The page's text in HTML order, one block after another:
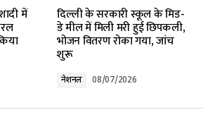
are marked*
में
दिल्ली के सरकारी स्कूल के मिड-
डे मील में मिली मरी हुई छिपकली,
भोजन वितरण रोका गया, जांच
शुरू
नेशनल 08/07/2026